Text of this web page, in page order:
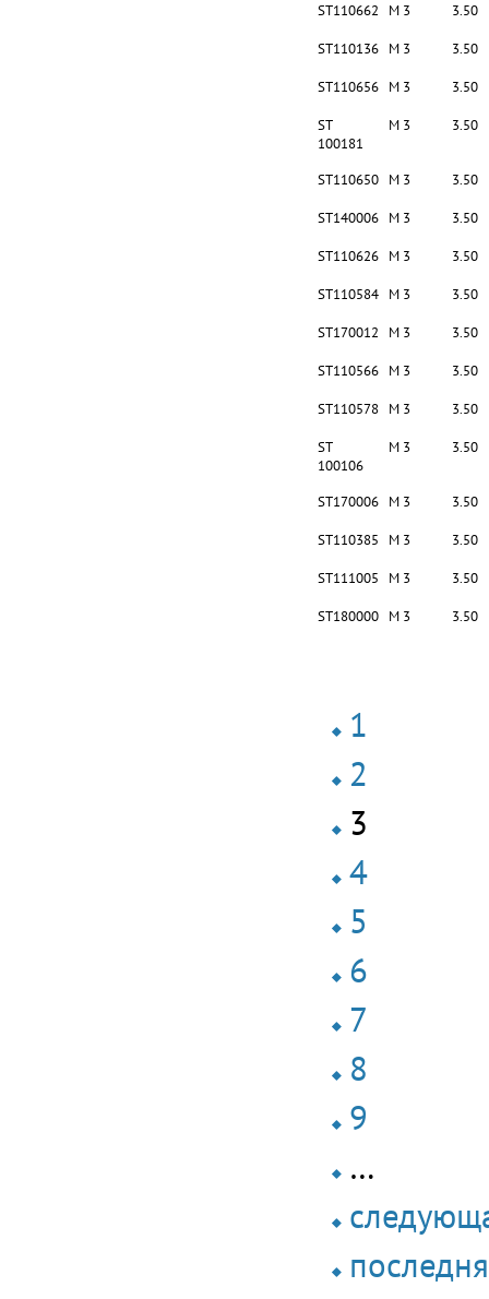
ST110662 M 3 3.50
ST110136 M 3 3.50
ST110656 M 3 3.50
ST
100181
M 3 3.50
ST110650 M 3 3.50
ST140006 M 3 3.50
ST110626 M 3 3.50
ST110584 M 3 3.50
ST170012 M 3 3.50
ST110566 M 3 3.50
ST110578 M 3 3.50
ST
100106
M 3 3.50
ST170006 M 3 3.50
ST110385 M 3 3.50
ST111005 M 3 3.50
ST180000 M 3 3.50
1
2
3
4
5
6
7
8
9
…